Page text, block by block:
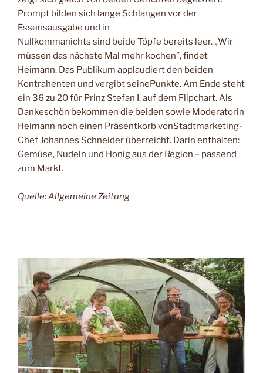
Prompt bilden sich lange Schlangen vor der
Essensausgabe und in
Nullkommanichts sind beide Töpfe bereits leer. „Wir
müssen das nächste Mal mehr kochen”, findet
Heimann. Das Publikum applaudiert den beiden
Kontrahenten und vergibt seinePunkte. Am Ende steht
ein 36 zu 20 für Prinz Stefan I. auf dem Flipchart. Als
Dankeschön bekommen die beiden sowie Moderatorin
Heimann noch einen Präsentkorb vonStadtmarketing-
Chef Johannes Schneider überreicht. Darin enthalten:
Gemüse, Nudeln und Honig aus der Region – passend
zum Markt.
Quelle: Allgemeine Zeitung